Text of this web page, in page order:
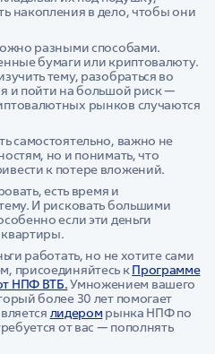
накопления в дело, чтобы они
разными способами.
бумаги или криптовалюту.
тему, разобраться во
и пойти на большой риск —
рынков случаются
самостоятельно, важно не
но и понимать, что
к потере вложений.
есть время и
И рисковать большими
если эти деньги
работать, но не хотите сами
присоединяйтесь кПрограмме
НПФ ВТБ.Умножением вашего
более 30 лет помогает
лидером рынка НПФ по
от вас — пополнять